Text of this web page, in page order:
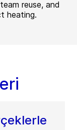
reuse, and
heating.